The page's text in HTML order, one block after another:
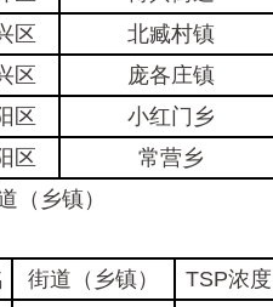
区
北臧村镇
区
庞各庄镇
区
小红门乡
区
常营乡
乡镇）
街道（乡镇） TSP浓度